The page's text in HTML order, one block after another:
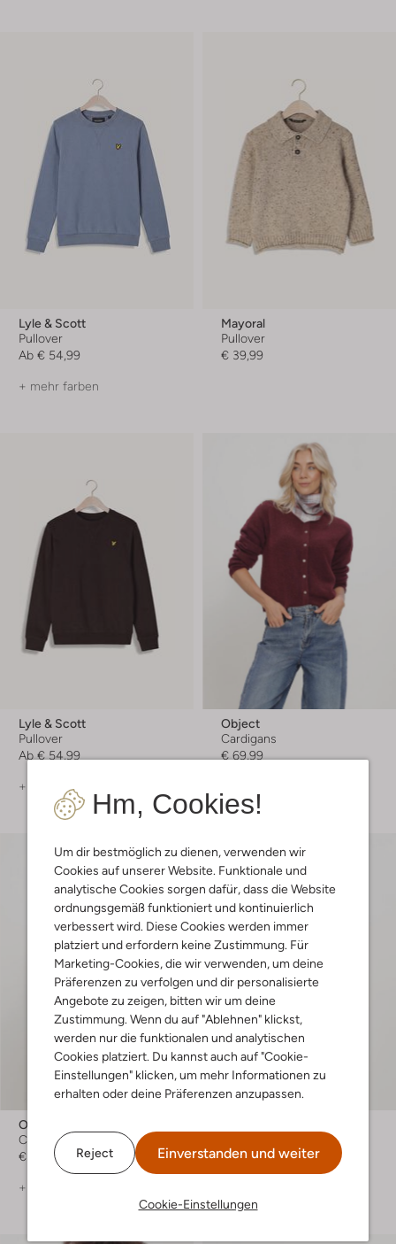
Hm, Cookies!
Um dir bestmöglich zu dienen, verwenden wir
Cookies auf unserer Website. Funktionale und
analytische Cookies sorgen dafür, dass die Website
ordnungsgemäß funktioniert und kontinuierlich
verbessert wird. Diese Cookies werden immer
platziert und erfordern keine Zustimmung. Für
Marketing-Cookies, die wir verwenden, um deine
Präferenzen zu verfolgen und dir personalisierte
Angebote zu zeigen, bitten wir um deine
Zustimmung. Wenn du auf "Ablehnen" klickst,
werden nur die funktionalen und analytischen
Cookies platziert. Du kannst auch auf "Cookie-
Einstellungen" klicken, um mehr Informationen zu
erhalten oder deine Präferenzen anzupassen.
Reject Einverstanden und weiter
Cookie-Einstellungen
Lyle & Scott
Pullover
Ab € 54,99
+ mehr farben
Mayoral
Pullover
€ 39,99
Lyle & Scott
Pullover
Ab € 54,99
+ mehr farben
Object
Cardigans
€ 69,99
Object
Cardigans
€ 69,99
+ mehr farben
€ 69,99